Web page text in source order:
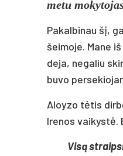
metu
Pakalbinau šį,
šeimoje. Mane
deja, negaliu
buvo
Aloyzo tėtis
Irenos vaikystė.
Visą